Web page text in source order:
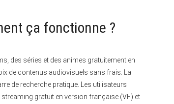
ça fonctionne ?
des séries et des animes gratuitement en
de contenus audiovisuels sans frais. La
de recherche pratique. Les utilisateurs
gratuit en version française (VF) et